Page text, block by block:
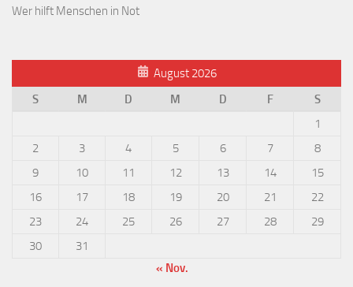
Wer hilft Menschen in Not
August 2026
S
M D M D F
S
1
2
3 4 5 6 7
8
9
10 11 12 13 14
15
16
17 18 19 20 21
22
23
24 25 26 27 28
29
30
31
« Nov.